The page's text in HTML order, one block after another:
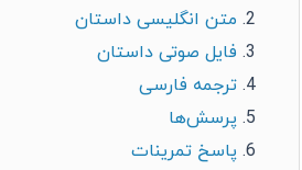
متن انگلیسی داستان
فایل صوتی داستان
ترجمه فارسی
پرسش‌ها
پاسخ تمرینات